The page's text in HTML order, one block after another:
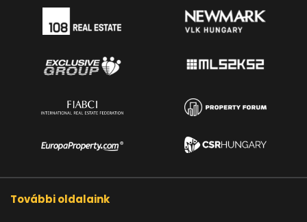
További oldalaink